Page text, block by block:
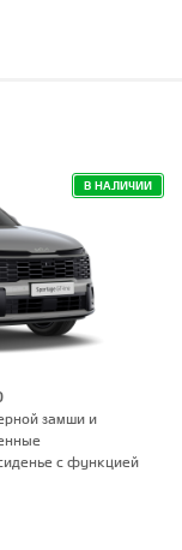
В НАЛИЧИИ
замши и
с функцией